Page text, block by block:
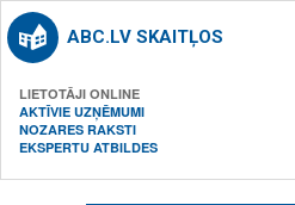
ABC.LV SKAITĻOS
LIETOTĀJI ONLINE
AKTĪVIE UZŅĒMUMI
NOZARES RAKSTI
EKSPERTU ATBILDES